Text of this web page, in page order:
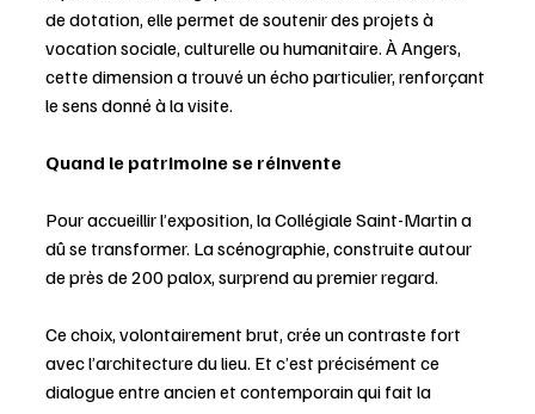
de dotation, elle permet de soutenir des projets à
vocation sociale, culturelle ou humanitaire. À Angers,
cette dimension a trouvé un écho particulier, renforçant
le sens donné à la visite.
Quand le patrimoine se réinvente
Pour accueillir l’exposition, la Collégiale Saint-Martin a
dû se transformer. La scénographie, construite autour
de près de 200 palox, surprend au premier regard.
Ce choix, volontairement brut, crée un contraste fort
avec l’architecture du lieu. Et c’est précisément ce
dialogue entre ancien et contemporain qui fait la